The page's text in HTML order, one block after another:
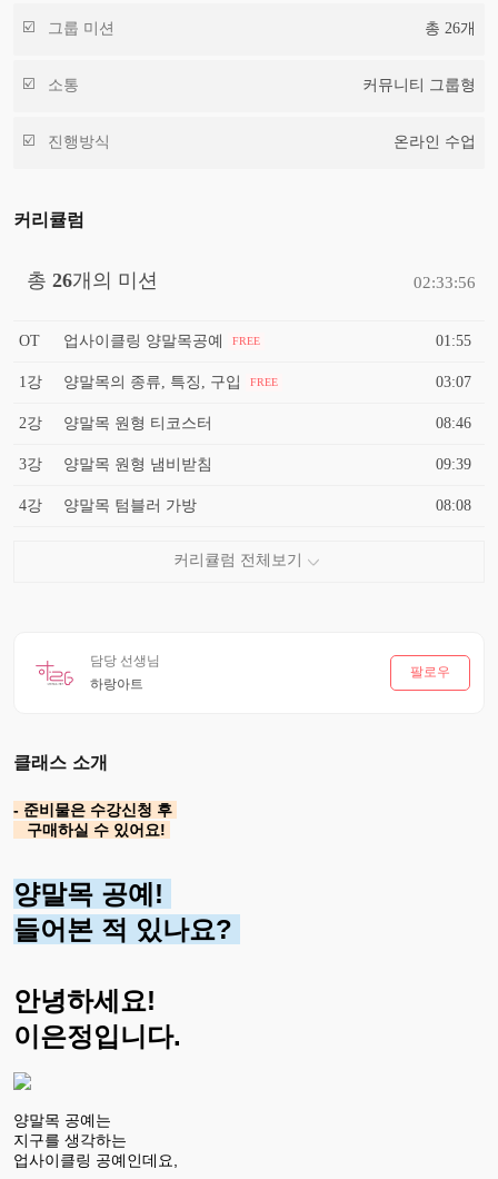
그룹 미션 총 26개
소통 커뮤니티 그룹형
진행방식 온라인 수업
커리큘럼
총 26개의 미션 02:33:56
OT 업사이클링 양말목공예 FREE 01:55
1강 양말목의 종류, 특징, 구입 FREE 03:07
2강 양말목 원형 티코스터 08:46
3강 양말목 원형 냄비받침 09:39
4강 양말목 텀블러 가방 08:08
담당 선생님
하랑아트
팔로우
클래스 소개
- 준비물은 수강신청 후
구매하실 수 있어요!
양말목 공예!
들어본 적 있나요?
안녕하세요!
이은정입니다.
양말목 공예는
지구를 생각하는
업사이클링 공예인데요,